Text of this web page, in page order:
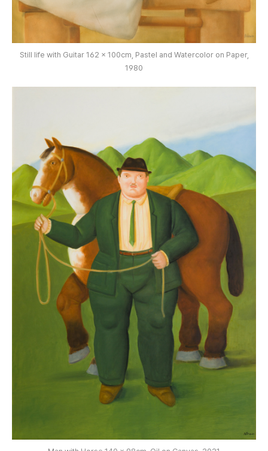
Still life with Guitar 162 x 100cm, Pastel and Watercolor on Paper,
1980